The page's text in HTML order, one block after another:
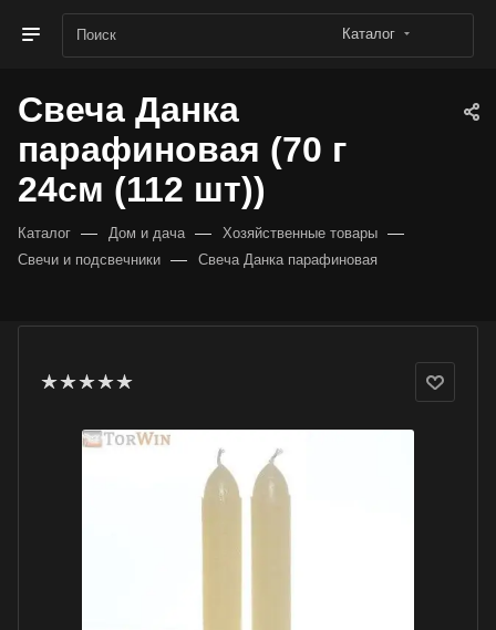
Каталог
Свеча Данка
парафиновая (70 г
24см (112 шт))
Каталог — Дом и дача — Хозяйственные товары —
Свечи и подсвечники — Свеча Данка парафиновая